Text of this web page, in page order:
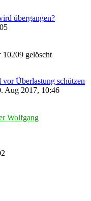
übergangen?
10209 gelöscht
vor Überlastung schützen
Aug 2017, 10:46
Wolfgang